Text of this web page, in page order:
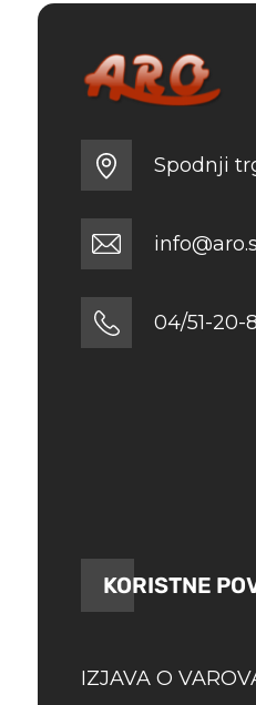
Spodnji
04/51-20-
KORISTNE
IZJAVA O